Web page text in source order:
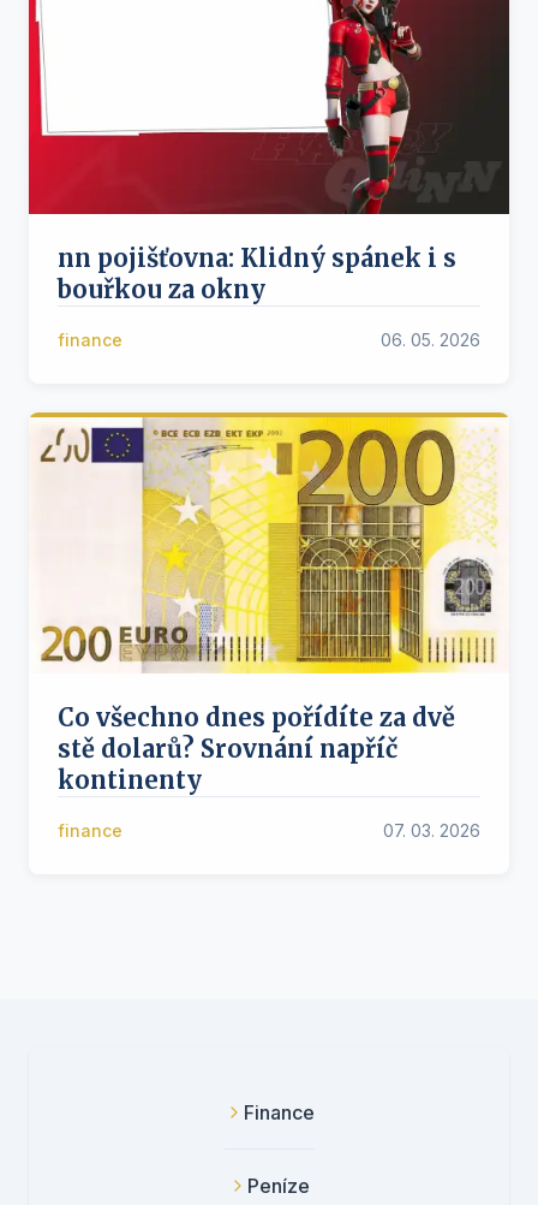
nn pojišťovna: Klidný spánek i s
bouřkou za okny
finance 06. 05. 2026
Co všechno dnes pořídíte za dvě
stě dolarů? Srovnání napříč
kontinenty
finance 07. 03. 2026
Finance
Peníze